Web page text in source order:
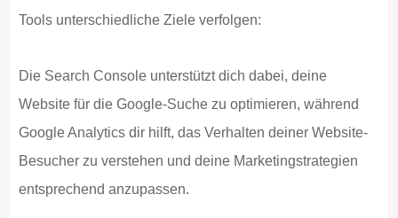
Tools unterschiedliche Ziele verfolgen:
Die Search Console unterstützt dich dabei, deine
Website für die Google-Suche zu optimieren, während
Google Analytics dir hilft, das Verhalten deiner Website-
Besucher zu verstehen und deine Marketingstrategien
entsprechend anzupassen.